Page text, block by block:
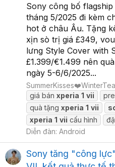
Sony công bố
tháng 5/2025 đi kèm
hot ở châu Âu. Tặng
xịn sò trị giá £349,
lưng Style Cover with
£1.399/€1.499 nên
ngày 5-6/6/2025...
giá bán xperia 1 vii
quà tặng xperia 1 vii
xperia 1 vii cấu hình
Diễn đàn: Android
Sony tăng "công